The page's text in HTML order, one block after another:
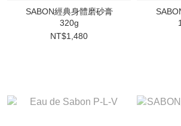
SABON經典身體磨砂膏
320g
NT$1,480